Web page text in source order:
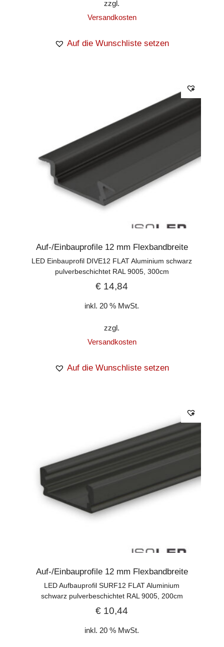
zzgl.
Versandkosten
Auf die Wunschliste setzen
Auf-/Einbauprofile 12 mm Flexbandbreite
LED Einbauprofil DIVE12 FLAT Aluminium schwarz
pulverbeschichtet RAL 9005, 300cm
€ 14,84
inkl. 20 % MwSt.
zzgl.
Versandkosten
Auf die Wunschliste setzen
Auf-/Einbauprofile 12 mm Flexbandbreite
LED Aufbauprofil SURF12 FLAT Aluminium
schwarz pulverbeschichtet RAL 9005, 200cm
€ 10,44
inkl. 20 % MwSt.